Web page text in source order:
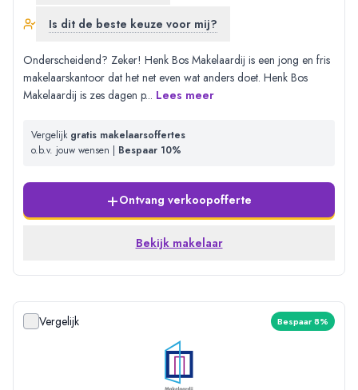
Is dit de beste keuze voor mij?
Onderscheidend? Zeker! Henk Bos Makelaardij is een jong en fris
makelaarskantoor dat het net even wat anders doet. Henk Bos
Makelaardij is zes dagen p... Lees meer
Vergelijk gratis makelaarsoffertes
o.b.v. jouw wensen | Bespaar 10%
+Ontvang verkoopofferte
Bekijk makelaar
Vergelijk Bespaar 8%